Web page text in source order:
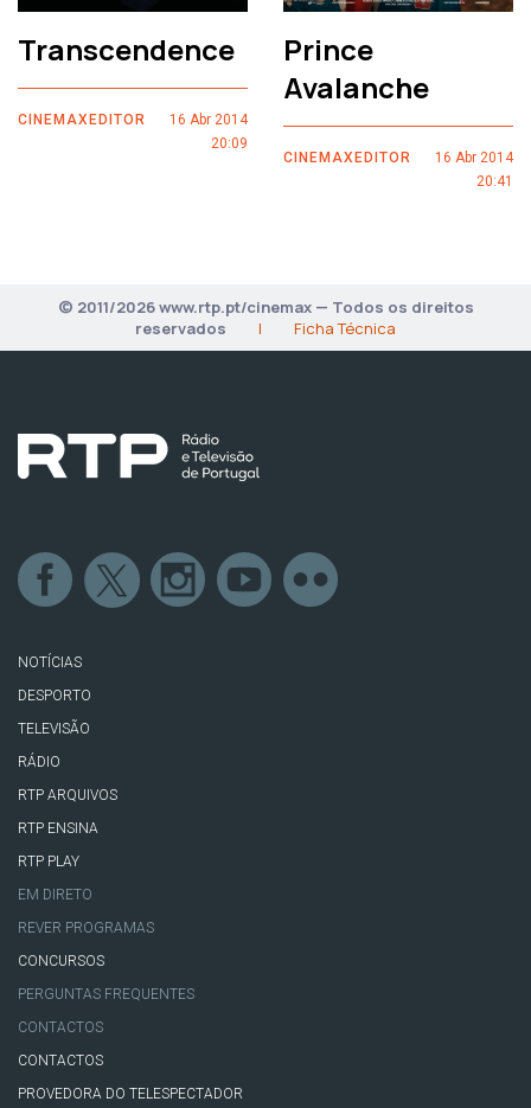
Transcendence
CINEMAXEDITOR
16 Abr 2014
20:09
Prince
Avalanche
CINEMAXEDITOR
16 Abr 2014
20:41
© 2011/2026 www.rtp.pt/cinemax — Todos os direitos
reservados
| Ficha Técnica
NOTÍCIAS
DESPORTO
TELEVISÃO
RÁDIO
RTP ARQUIVOS
RTP ENSINA
RTP PLAY
EM DIRETO
REVER PROGRAMAS
CONCURSOS
PERGUNTAS FREQUENTES
CONTACTOS
CONTACTOS
PROVEDORA DO TELESPECTADOR